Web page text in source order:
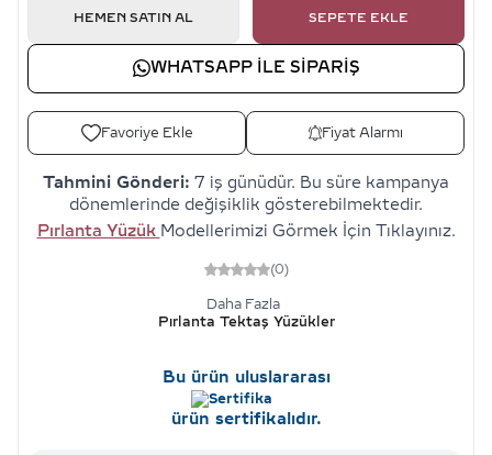
HEMEN SATIN AL SEPETE EKLE
WHATSAPP ILE SIPARIŞ
Favoriye Ekle Fiyat Alarmı
Tahmini Gönderi: 7 iş günüdür. Bu süre kampanya
dönemlerinde değişiklik gösterebilmektedir.
Pırlanta Yüzük Modellerimizi Görmek İçin Tıklayınız.
(0)
Daha Fazla
Pırlanta Tektaş Yüzükler
Bu ürün uluslararası
ürün sertifikalıdır.